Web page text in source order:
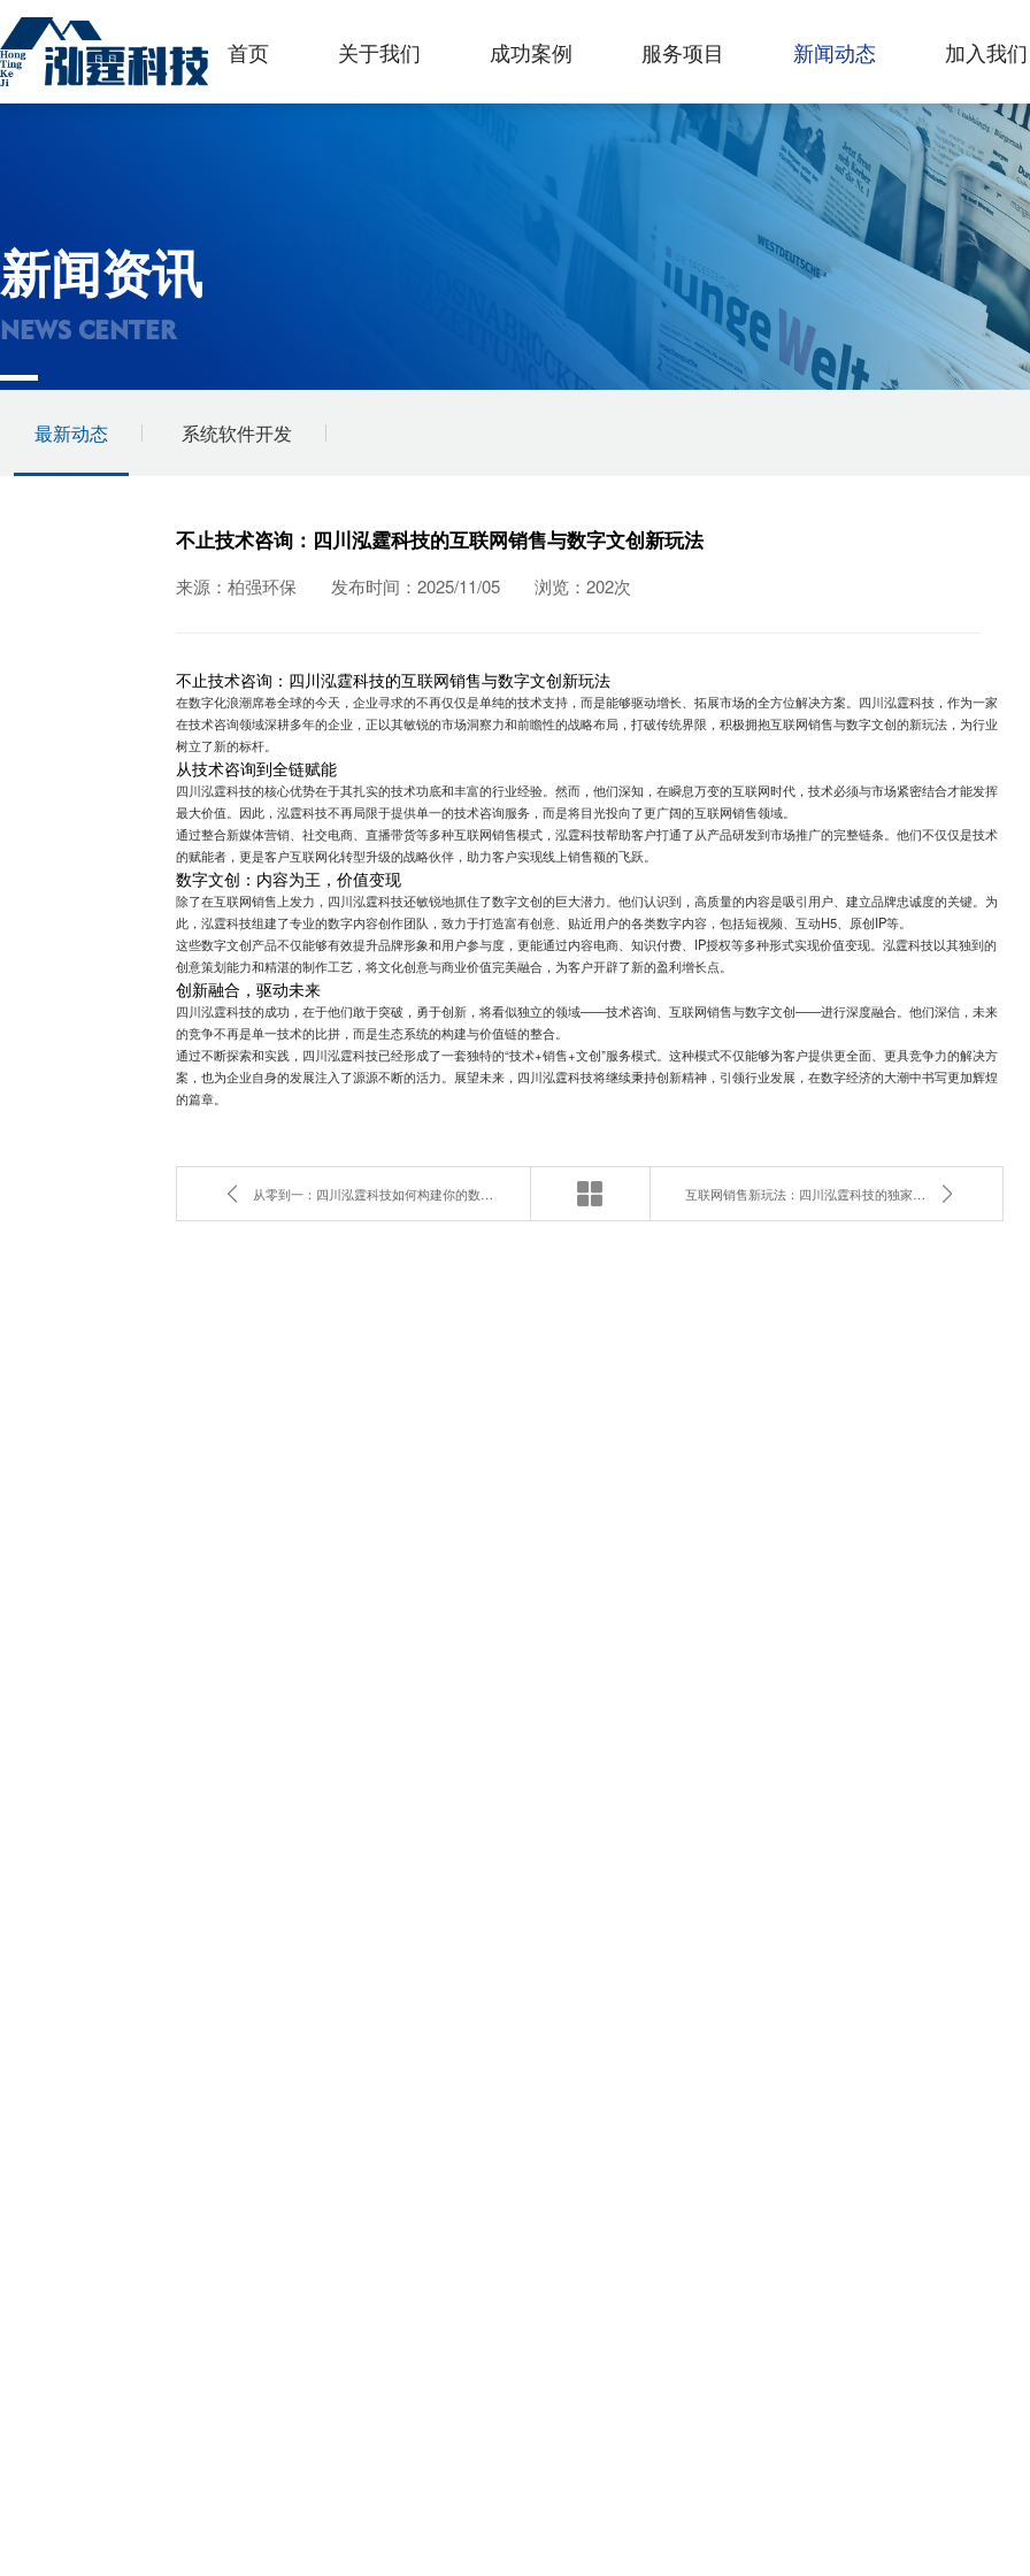
首页 关于我们 成功案例 服务项目 新闻动态 加入我们
新闻资讯
NEWS CENTER
最新动态 系统软件开发
不止技术咨询：四川泓霆科技的互联网销售与数字文创新玩法
来源：柏强环保 发布时间：2025/11/05 浏览：202次
不止技术咨询：四川泓霆科技的互联网销售与数字文创新玩法
在数字化浪潮席卷全球的今天，企业寻求的不再仅仅是单纯的技术支持，而是能够驱动增长、拓展市场的全方位解决方案。四川泓霆科技，作为一家
在技术咨询领域深耕多年的企业，正以其敏锐的市场洞察力和前瞻性的战略布局，打破传统界限，积极拥抱互联网销售与数字文创的新玩法，为行业
树立了新的标杆。
从技术咨询到全链赋能
四川泓霆科技的核心优势在于其扎实的技术功底和丰富的行业经验。然而，他们深知，在瞬息万变的互联网时代，技术必须与市场紧密结合才能发挥
最大价值。因此，泓霆科技不再局限于提供单一的技术咨询服务，而是将目光投向了更广阔的互联网销售领域。
通过整合新媒体营销、社交电商、直播带货等多种互联网销售模式，泓霆科技帮助客户打通了从产品研发到市场推广的完整链条。他们不仅仅是技术
的赋能者，更是客户互联网化转型升级的战略伙伴，助力客户实现线上销售额的飞跃。
数字文创：内容为王，价值变现
除了在互联网销售上发力，四川泓霆科技还敏锐地抓住了数字文创的巨大潜力。他们认识到，高质量的内容是吸引用户、建立品牌忠诚度的关键。为
此，泓霆科技组建了专业的数字内容创作团队，致力于打造富有创意、贴近用户的各类数字内容，包括短视频、互动H5、原创IP等。
这些数字文创产品不仅能够有效提升品牌形象和用户参与度，更能通过内容电商、知识付费、IP授权等多种形式实现价值变现。泓霆科技以其独到的
创意策划能力和精湛的制作工艺，将文化创意与商业价值完美融合，为客户开辟了新的盈利增长点。
创新融合，驱动未来
四川泓霆科技的成功，在于他们敢于突破，勇于创新，将看似独立的领域——技术咨询、互联网销售与数字文创——进行深度融合。他们深信，未来
的竞争不再是单一技术的比拼，而是生态系统的构建与价值链的整合。
通过不断探索和实践，四川泓霆科技已经形成了一套独特的“技术+销售+文创”服务模式。这种模式不仅能够为客户提供更全面、更具竞争力的解决方
案，也为企业自身的发展注入了源源不断的活力。展望未来，四川泓霆科技将继续秉持创新精神，引领行业发展，在数字经济的大潮中书写更加辉煌
的篇章。
从零到一：四川泓霆科技如何构建你的数字业务版图 互联网销售新玩法：四川泓霆科技的独家秘诀